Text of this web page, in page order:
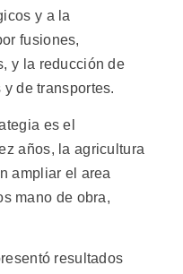
y a la
fusiones,
y la reducción de
de transportes.
es el
años, la agricultura
ampliar el area
mano de obra,
resultados